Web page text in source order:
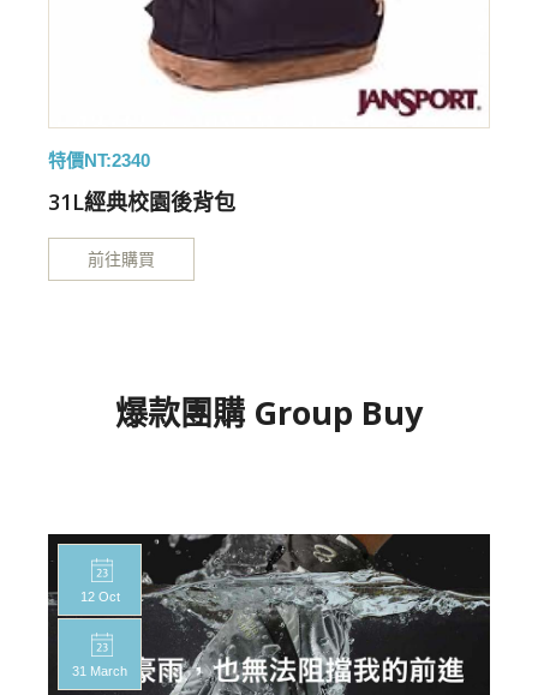
特價NT:2340
31L經典校園後背包
前往購買
爆款團購 Group Buy
12 Oct
31 March